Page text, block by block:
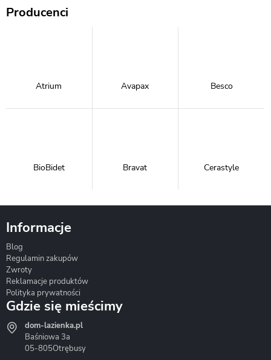
Producenci
Atrium Avapax Besco
BioBidet Bravat Cerastyle
Hydrostop
Informacje
Blog
Regulamin zakupów
Zwroty
Reklamacje produktów
Polityka prywatności
Gdzie się mieścimy
dom-lazienka.pl
Baśniowa 3a
05-805Otrębusy